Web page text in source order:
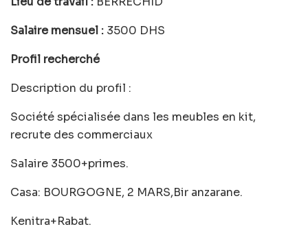
Salaire mensuel : 3500 DHS
Profil recherché
Description du profil :
Société spécialisée dans les meubles en kit,
recrute des commerciaux
Salaire 3500+primes.
Casa: BOURGOGNE, 2 MARS,Bir anzarane.
Kenitra+Rabat.